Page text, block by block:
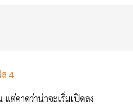
4
ต่คาดว่าน่าจะเริ่มเปิดลง